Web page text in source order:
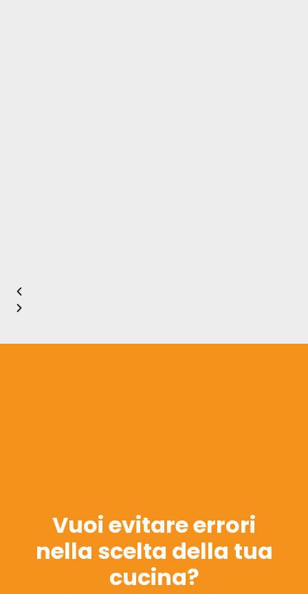
Vuoi evitare errori
nella scelta della tua
cucina?